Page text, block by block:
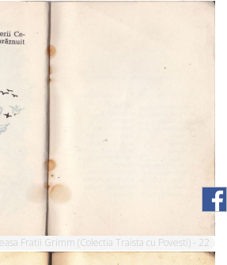
Fratii Grimm (Colectia Traista cu Povesti) - 22